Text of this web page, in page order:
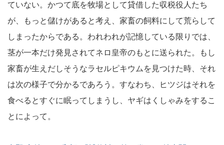
ていない。かつて底を牧場として貸借した収税役人たち
が、もっと儲けがあると考え、家畜の飼料にして荒らして
しまったからである。われわれが記憶している限りでは、
茎が一本だけ発見されてネロ皇帝のもとに送られた。もし
家畜が生えだしそうなラセルピキウムを見つけた時、それ
は次の様子で分かるであろう。すなわち、ヒツジはそれを
食べるとすぐに眠ってしまうし、ヤギはくしゃみをするこ
とによって。